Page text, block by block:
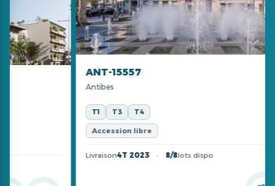
8/8lots dispo